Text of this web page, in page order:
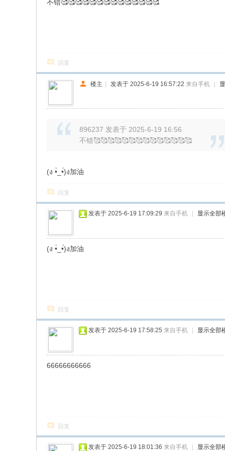
不错🥰🥰🥰🥰🥰🥰🥰🥰🥰🥰🥰🥰🥰🥰
回复
楼主 | 发表于 2025-6-19 16:57:22 来自手机 |
896237 发表于 2025-6-19 16:56
不错🥰🥰🥰🥰🥰🥰🥰🥰🥰🥰🥰🥰🥰🥰
(ง •̀_•́)ง加油
回复
发表于 2025-6-19 17:09:29 来自手机 显示全部
(ง •̀_•́)ง加油
回复
发表于 2025-6-19 17:58:25 来自手机 显示全部
66666666666
回复
发表于 2025-6-19 18:01:36 来自手机 显示全部